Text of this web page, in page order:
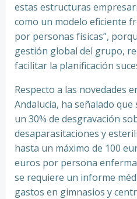
estas estructuras
como un modelo eficiente
por personas físicas”,
gestión global del grupo,
facilitar la planificación
Respecto a las novedades
Andalucía, ha señalado
un 30% de desgravación
desaparasitaciones y
hasta un máximo de 100
euros por persona
se requiere un informe
gastos en gimnasios y